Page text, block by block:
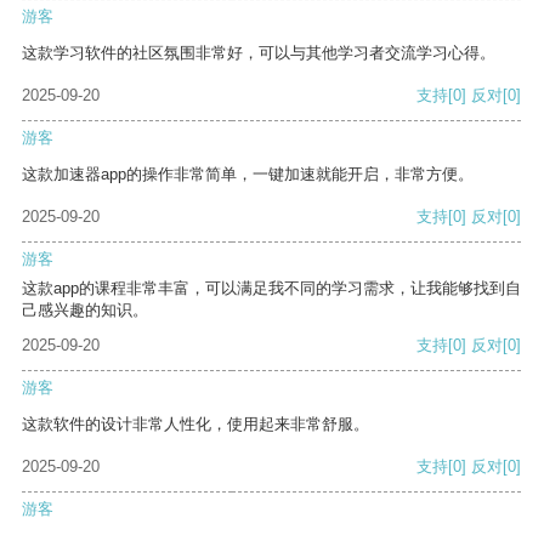
游客
这款学习软件的社区氛围非常好，可以与其他学习者交流学习心得。
2025-09-20 支持[0] 反对[0]
游客
这款加速器app的操作非常简单，一键加速就能开启，非常方便。
2025-09-20 支持[0] 反对[0]
游客
这款app的课程非常丰富，可以满足我不同的学习需求，让我能够找到自
己感兴趣的知识。
2025-09-20
支持[0] 反对[0]
游客
这款软件的设计非常人性化，使用起来非常舒服。
2025-09-20 支持[0] 反对[0]
游客